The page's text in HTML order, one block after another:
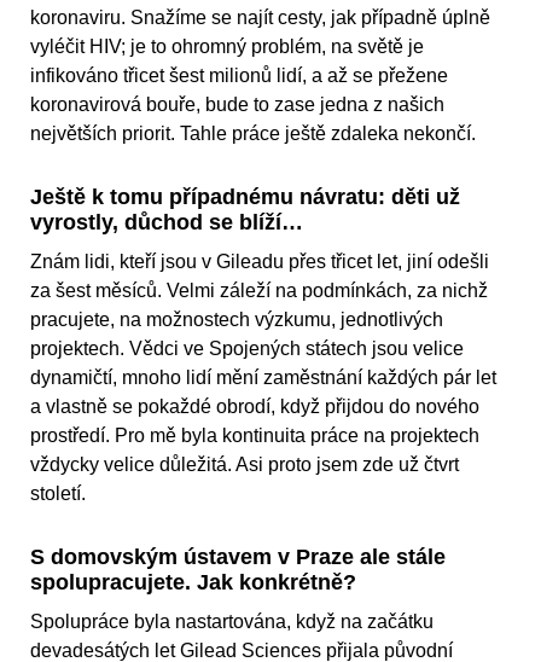
koronaviru. Snažíme se najít cesty, jak případně úplně
vyléčit HIV; je to ohromný problém, na světě je
infikováno třicet šest milionů lidí, a až se přežene
koronavirová bouře, bude to zase jedna z našich
největších priorit. Tahle práce ještě zdaleka nekončí.
Ještě k tomu případnému návratu: děti už
vyrostly, důchod se blíží…
Znám lidi, kteří jsou v Gileadu přes třicet let, jiní odešli
za šest měsíců. Velmi záleží na podmínkách, za nichž
pracujete, na možnostech výzkumu, jednotlivých
projektech. Vědci ve Spojených státech jsou velice
dynamičtí, mnoho lidí mění zaměstnání každých pár let
a vlastně se pokaždé obrodí, když přijdou do nového
prostředí. Pro mě byla kontinuita práce na projektech
vždycky velice důležitá. Asi proto jsem zde už čtvrt
století.
S domovským ústavem v Praze ale stále
spolupracujete. Jak konkrétně?
Spolupráce byla nastartována, když na začátku
devadesátých let Gilead Sciences přijala původní